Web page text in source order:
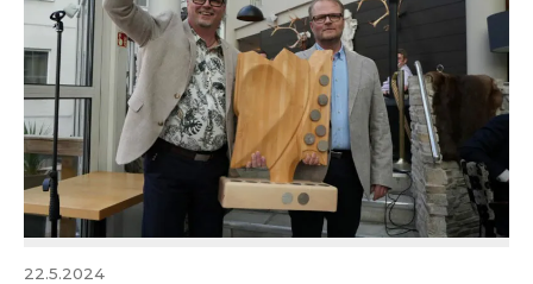
22.5.2024